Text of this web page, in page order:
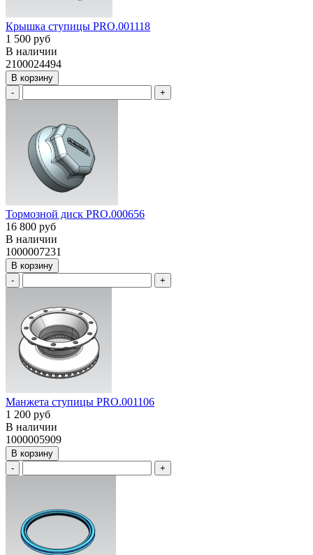
Крышка ступицы PRO.001118
1 500 руб
В наличии
2100024494
В корзину
-
+
Тормозной диск PRO.000656
16 800 руб
В наличии
1000007231
В корзину
-
+
Манжета ступицы PRO.001106
1 200 руб
В наличии
1000005909
В корзину
-
+